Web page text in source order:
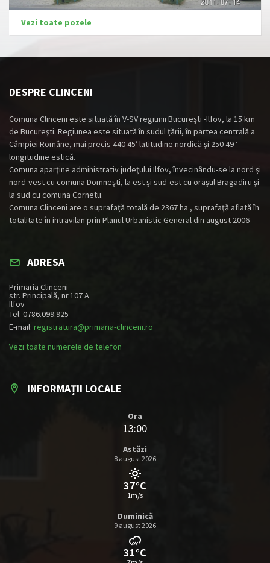
Vezi toate pozele
DESPRE CLINCENI
Comuna Clinceni este situată în V-SV regiunii Bucureşti -Ilfov, la 15 km
de Bucureşti. Regiunea este situată în sudul ţării, în partea centrală a
Câmpiei Române, mai precis 440 45′ latitudine nordică şi 250 49 ‘
longitudine estică.
Comuna aparţine administrativ judeţului Ilfov, învecinându-se la nord şi
nord-vest cu comuna Domneşti, la est şi sud-est cu oraşul Bragadiru şi
la sud cu comuna Cornetu.
Comuna Clinceni are o suprafaţă totală de 2367 ha , suprafaţă aflată în
totalitate în intravilan prin Planul Urbanistic General din august 2006
ADRESA
Primaria Clinceni
str. Principală, nr.107 A
Ilfov
Tel: 0786.099.925
E-mail: registratura@primaria-clinceni.ro
Vezi toate numerele de telefon
INFORMAȚII LOCALE
Ora
13:00
Astăzi
8 august 2026
37°C
1m/s
Duminică
9 august 2026
31°C